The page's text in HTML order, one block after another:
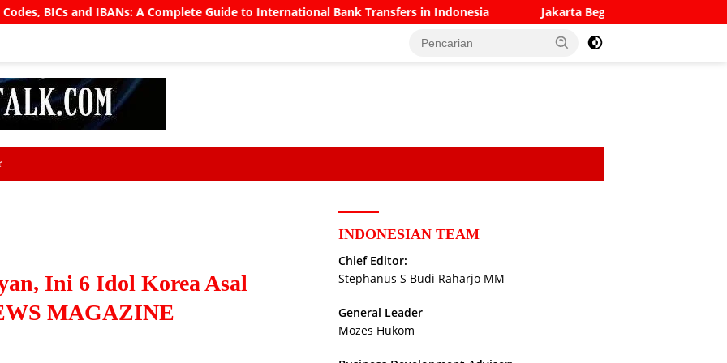
A Complete Guide to International Bank Transfers in Indonesia Jakarta Begins Transition Away From Open
Ini 6 Idol Korea Asal
MAGAZINE
INDONESIAN TEAM
Chief Editor:
Stephanus S Budi Raharjo MM
General Leader
Mozes Hukom